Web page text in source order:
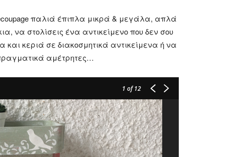
παλιά έπιπλα μικρά & μεγάλα, απλά
να στολίσεις ένα αντικείμενο που δεν σου
κεριά σε διακοσμητικά αντικείμενα ή να
αμέτρητες…
1 of 12